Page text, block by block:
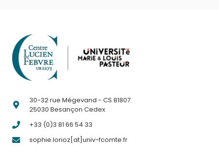
30-32 rue Mégevand - CS 81807
25030 Besançon Cedex
+33 (0)3 81 66 54 33
sophie.lorioz[at]univ-fcomte.fr